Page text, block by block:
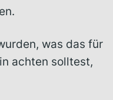
was das für
achten solltest,